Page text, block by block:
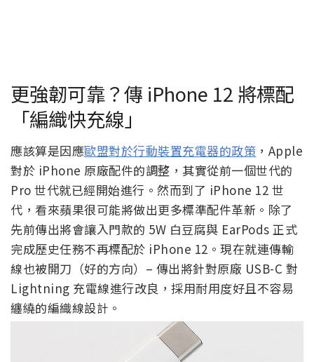
更強韌可靠？傳 iPhone 12 將標配
「編織快充線」
應該算是因應歐盟對於行動裝置充電器的政策 ，Apple
對於 iPhone 原廠配件的調整，其實從前一個世代的
Pro 世代就已經開始進行。然而到了 iPhone 12 世
代，看來蘋果很可能將做出更多標準配件革新。除了
先前傳出將會讓入門款的 5W 白豆腐與 EarPods 正式
完成歷史任務不再標配於 iPhone 12。現在就連傳輸
線也被開刀（好的方向）– 傳出將針對原廠 USB-C 對
Lightning 充電線進行改良，採用耐用度好且不容易
纏繞的編織線設計。